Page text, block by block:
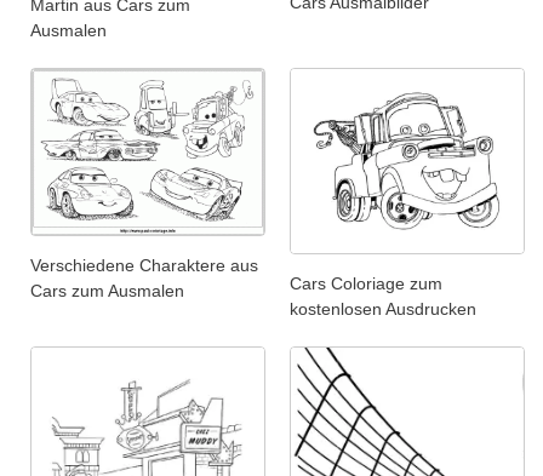
Martin aus Cars zum
Ausmalen
Verschiedene Charaktere aus
Cars zum Ausmalen
Cars Coloriage zum
kostenlosen Ausdrucken